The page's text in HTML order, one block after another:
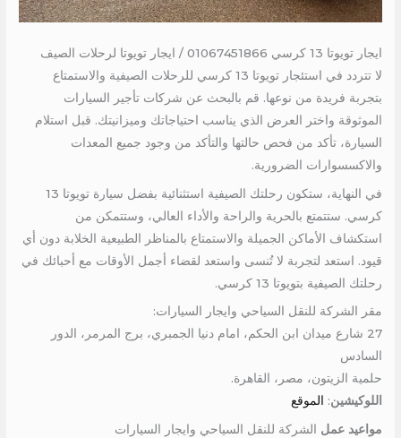
ايجار تويوتا 13 كرسي 01067451866 / ايجار تويوتا لرحلات الصيف
لا تتردد في استئجار تويوتا 13 كرسي للرحلات الصيفية والاستمتاع
بتجربة فريدة من نوعها. قم بالبحث عن شركات تأجير السيارات
الموثوقة واختر العرض الذي يناسب احتياجاتك وميزانيتك. قبل استلام
السيارة، تأكد من فحص حالتها والتأكد من وجود جميع المعدات
والاكسسوارات الضرورية.
في النهاية، ستكون رحلتك الصيفية استثنائية بفضل سيارة تويوتا 13
كرسي. ستتمتع بالحرية والراحة والأداء العالي، وستتمكن من
استكشاف الأماكن الجميلة والاستمتاع بالمناظر الطبيعية الخلابة دون أي
قيود. استعد لتجربة لا تُنسى واستعد لقضاء أجمل الأوقات مع أحبائك في
رحلتك الصيفية بتويوتا 13 كرسي.
مقر الشركة للنقل السياحي وايجار السيارات:
27 شارع ميدان ابن الحكم، امام دنيا الجمبري، برج المرمر، الدور
السادس
حلمية الزيتون، مصر، القاهرة.
اللوكيشين: الموقع
مواعيد عمل الشركة للنقل السياحي وايجار السيارات